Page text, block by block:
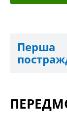
Перша